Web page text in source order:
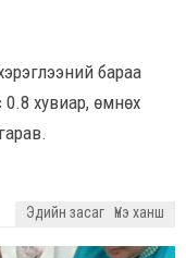
бараа
0.8 хувиар, өмнөх
Эдийн засаг Үнэ ханш